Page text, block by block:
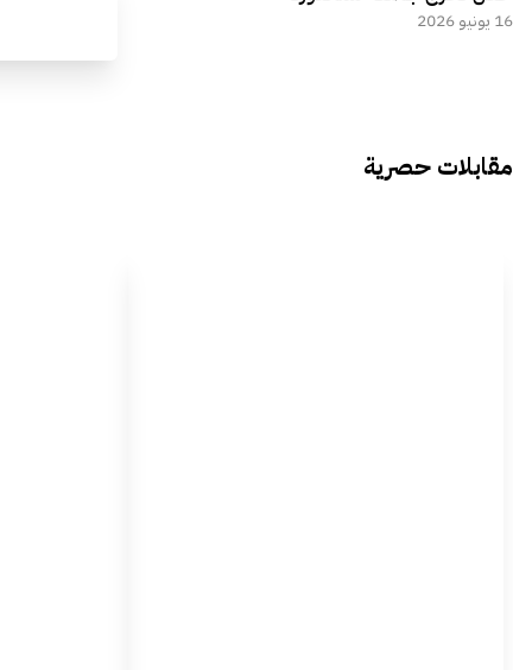
16 يونيو 2026
مقابلات حصرية